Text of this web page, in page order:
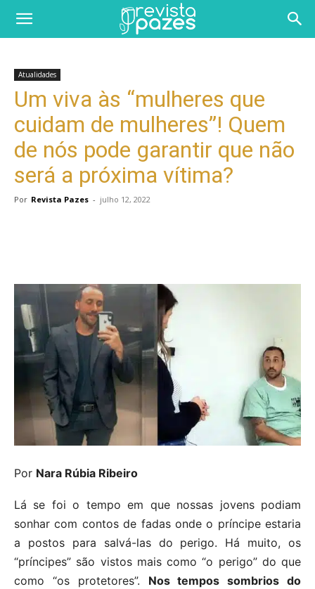
Atualidades
Um viva às “mulheres que
cuidam de mulheres”! Quem
de nós pode garantir que não
será a próxima vítima?
Por Revista Pazes - julho 12, 2022
Por Nara Rúbia Ribeiro
Lá se foi o tempo em que nossas jovens podiam
sonhar com contos de fadas onde o príncipe estaria
a postos para salvá-las do perigo. Há muito, os
“príncipes” são vistos mais como “o perigo” do que
como “os protetores”. Nos tempos sombrios do